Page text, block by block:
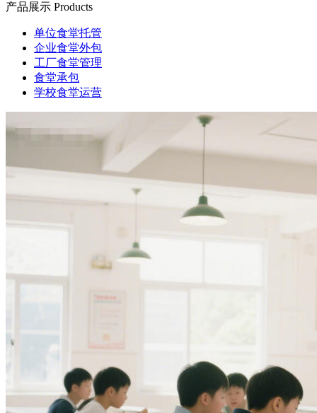
产品展示 Products
单位食堂托管
企业食堂外包
工厂食堂管理
食堂承包
学校食堂运营